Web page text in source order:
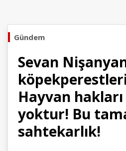
Gündem
Sevan
köpekperestleri
Hayvan
yoktur! Bu
sahtekarlık!